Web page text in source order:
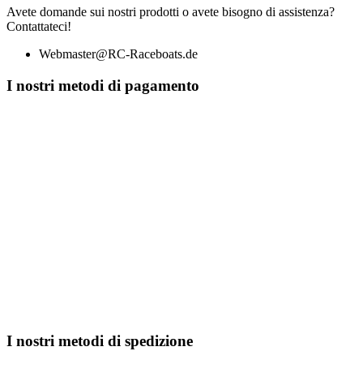
Avete domande sui nostri prodotti o avete bisogno di assistenza?
Contattateci!
Webmaster@RC-Raceboats.de
I nostri metodi di pagamento
I nostri metodi di spedizione